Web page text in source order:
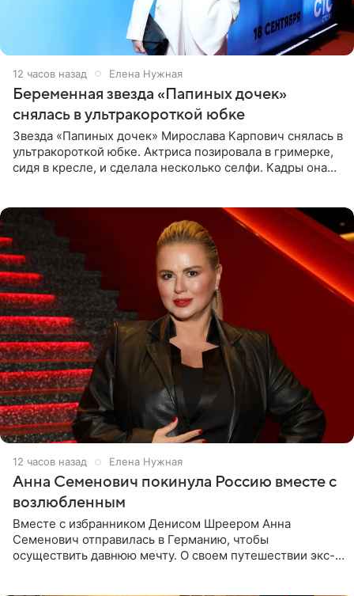
12 часов назад Елена Нужная
Беременная звезда «Папиных дочек»
снялась в ультракороткой юбке
Звезда «Папиных дочек» Мирослава Карпович снялась в
ультракороткой юбке. Актриса позировала в гримерке,
сидя в кресле, и сделала несколько селфи. Кадры она
12 часов назад Елена Нужная
Анна Семенович покинула Россию вместе с
возлюбленным
Вместе с избранником Денисом Шреером Анна
Семенович отправилась в Германию, чтобы
осуществить давнюю мечту. О своем путешествии экс-